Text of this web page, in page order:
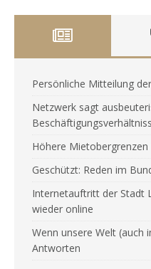
Persönliche Mitteilung
Netzwerk sagt
Höhere
Geschützt: Reden im
Internetauftritt der Stadt
wieder online
Wenn unsere Welt (auch
Antworten